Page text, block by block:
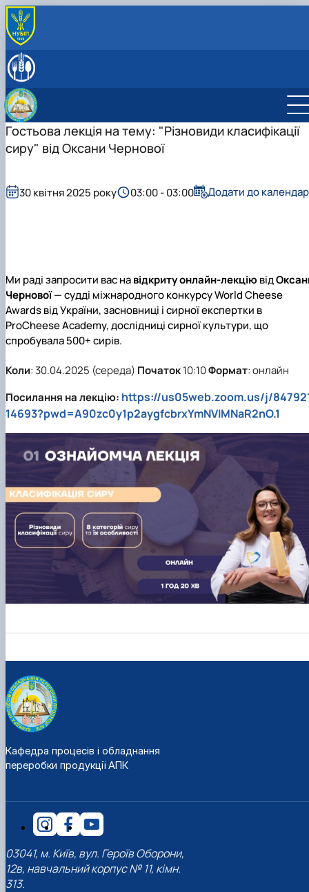
ПРО КАФЕДРУ
Здобутки кафедри
Відповідальний за інформаційне наповнення веб-
сторінки кафедри
ОСВІТНЯ ДІЯЛЬНІСТЬ
Науковий гурток «Інновації у процесах харчових
виробництв»
Дисципліни кафедри
Культурно-виховна робота
НАУКОВА ДІЯЛЬНІСТЬ
Наукова діяльність кафедри
Конференції
Конференції ф-ту харчових наук
ПРОФОРІЄНТАЦІЙНА ДІЯЛЬНІСТЬ
ВСТУП-2026: Абітурієнту
Профорієнтаційні заходи
Гостьова лекція на тему: "Різновиди класифікації
сиру" від Оксани Чернової
Ми раді запросити вас навідкриту онлайн-лекціювід
Чернової— судді міжнародного конкурсу World Cheese
Awards від України, засновниці і сирної експертки в
ProCheese Academy, дослідниці сирної культури, що
спробувала 500+ сирів.
Коли: 30.04.2025 (середа) Початок10:10Формат: онлайн
Посилання на лекцію: https://us05web.zoom.us/j/
14693?pwd=A90zc0y1p2aygfcbrxYmNVIMNaR2nO.1
30 квітня 2025 року 03:00 - 03:00 Додати до
Кафедра процесів і обладнання
переробки продукції АПК
03041, м. Київ, вул. Героїв Оборони,
12в, навчальний корпус № 11, кімн.
313.